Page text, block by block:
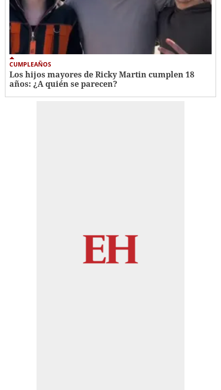
CUMPLEAÑOS
Los hijos mayores de Ricky Martin cumplen 18
años: ¿A quién se parecen?